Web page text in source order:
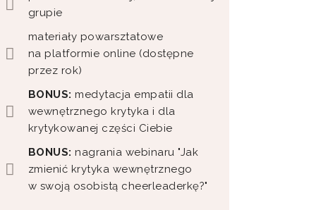
grupie
materiały powarsztatowe
na platformie online (dostępne
przez rok)
BONUS: medytacja empatii dla
wewnętrznego krytyka i dla
krytykowanej części Ciebie
BONUS: nagrania webinaru "Jak
zmienić krytyka wewnętrznego
w swoją osobistą cheerleaderkę?"